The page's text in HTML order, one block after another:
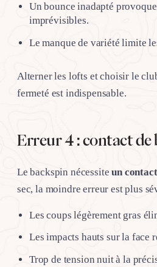
Un bounce inadapté
imprévisibles.
Le manque de variété limite
Alterner les lofts et choisir le
fermeté est indispensable.
Erreur 4 : contact de
Le backspin nécessiteun
sec, la moindre erreur est plus
Les coups légèrement gras
Les impacts hauts sur la face
Trop de tension nuit à la